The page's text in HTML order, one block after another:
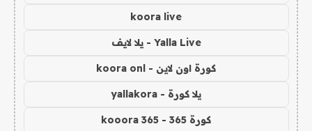
koora live
Yalla Live - يلا لايف
كورة اون لاين - koora onl
يلا كورة - yallakora
كورة 365 - kooora 365